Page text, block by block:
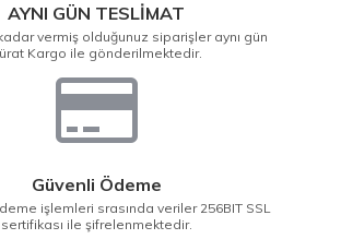
AYNI GÜN TESLİMAT
vermiş olduğunuz siparişler aynı gün
Kargo ile gönderilmektedir.
Güvenli Ödeme
işlemleri srasında veriler 256BIT SSL
sertifikası ile şifrelenmektedir.